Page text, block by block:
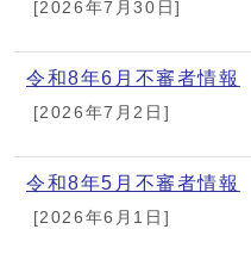
[2026年7月30日]
令和8年6月不審者情報
[2026年7月2日]
令和8年5月不審者情報
[2026年6月1日]